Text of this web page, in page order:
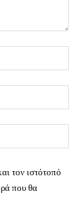
τον ιστότοπό
που θα